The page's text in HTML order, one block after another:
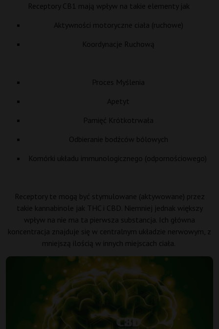
Receptory CB1 mają wpływ na takie elementy jak
Aktywności motoryczne ciała (ruchowe)
Koordynacje Ruchową
Proces Myślenia
Apetyt
Pamięć Krótkotrwała
Odbieranie bodźców bólowych
Komórki układu immunologicznego (odpornościowego)
Receptory te mogą być stymulowane (aktywowane) przez
takie kannabinole jak THC i CBD. Niemniej jednak większy
wpływ na nie ma ta pierwsza substancja. Ich główna
koncentracja znajduje się w centralnym układzie nerwowym, z
mniejszą ilością w innych miejscach ciała.